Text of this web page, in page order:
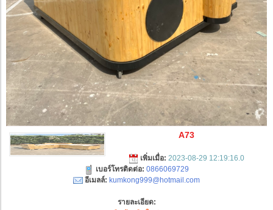
A73
เพิ่มเมื่อ: 2023-08-29 12:19:16.0
เบอร์โทรติดต่อ: 0866069729
อีเมลล์: kumkong999@hotmail.com
รายละเอียด: